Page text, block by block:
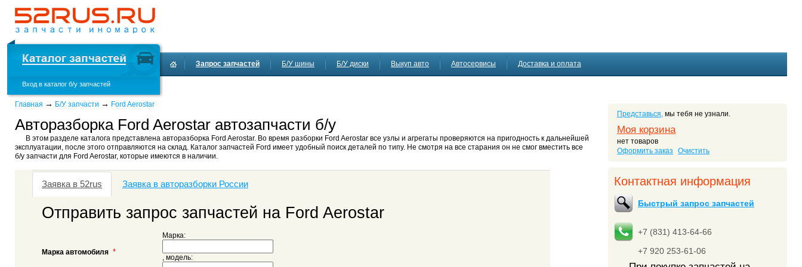
Вход в каталог б/у запчастей
Запрос запчастей Б/У шины Б/У диски Выкуп авто Автосервисы Доставка и оплата
Представься, мы тебя не узнали.
Моя корзина
нет товаров
Оформить заказ
Очистить
Контактная информация
Быстрый запрос запчастей
+7 (831) 413-64-66
+7 920 253-61-06
Главная → Б/У запчасти → Ford Aerostar
Авторазборка Ford Aerostar автозапчасти б/у
В этом разделе каталога представлена авторазборка Ford Aerostar. Во время разборки Ford Aerostar все узлы и агрегаты проверяются на пригодность к дальнейшей
эксплуатации, после этого отправляются на склад. Каталог запчастей Ford имеет удобный поиск деталей по типу. Не смотря на все старания он не смог вместить все
б/у запчасти для Ford Aerostar, которые имеются в наличии.
Заявка в 52rus Заявка в авторазборки России
Отправить запрос запчастей на Ford Aerostar
Марка автомобиля *
Марка:
, модель: